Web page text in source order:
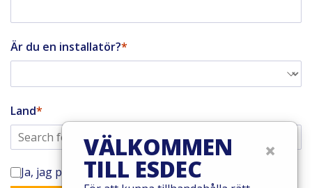
Är du en installatör?
Land
Ja, jag prenumererar på Enstalls nyhetsbrev
×
VÄLKOMMEN
TILL ESDEC